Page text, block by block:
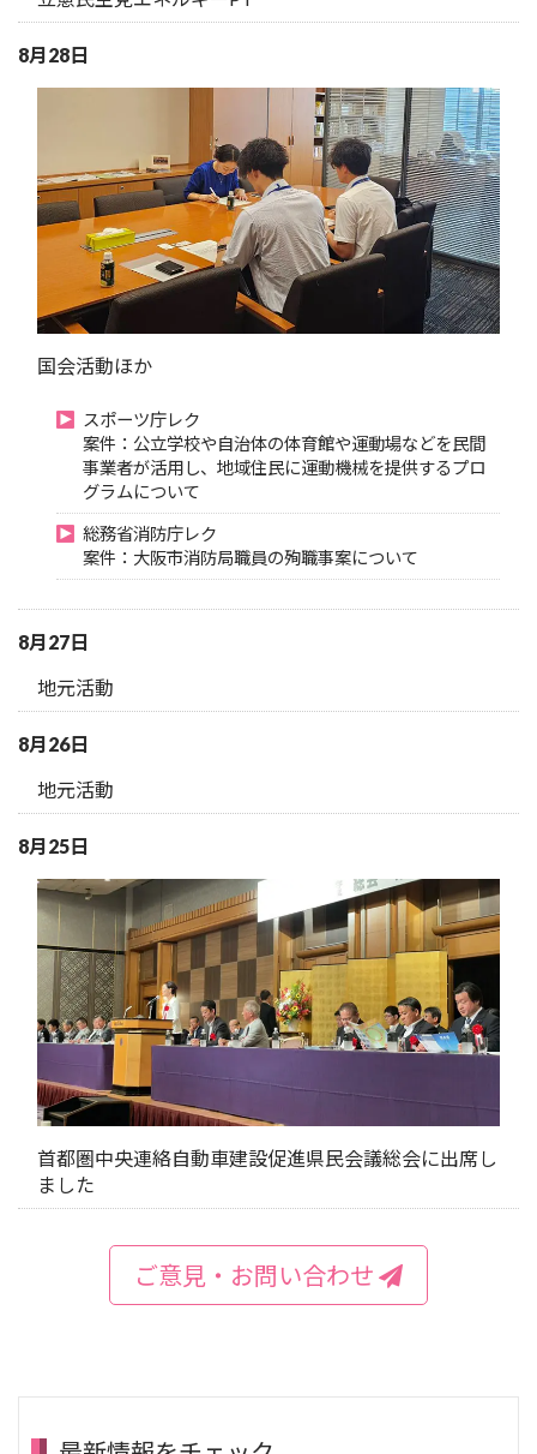
8月28日
国会活動ほか
スポーツ庁レク
案件：公立学校や自治体の体育館や運動場などを民間
事業者が活用し、地域住民に運動機械を提供するプロ
グラムについて
総務省消防庁レク
案件：大阪市消防局職員の殉職事案について
8月27日
地元活動
8月26日
地元活動
8月25日
首都圏中央連絡自動車建設促進県民会議総会に出席し
ました
ご意見・お問い合わせ